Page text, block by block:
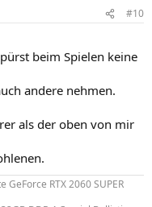
#10
beim Spielen keine
andere nehmen.
als der oben von mir
GeForce RTX 2060 SUPER